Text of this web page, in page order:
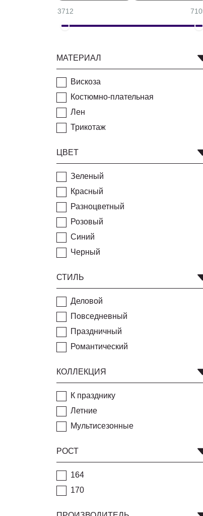
3712
МАТЕРИАЛ
Вискоза
Костюмно-плательная
Лен
Трикотаж
ЦВЕТ
Зеленый
Красный
Разноцветный
Розовый
Синий
Черный
СТИЛЬ
Деловой
Повседневный
Праздничный
Романтический
КОЛЛЕКЦИЯ
К празднику
Летние
Мультисезонные
РОСТ
164
170